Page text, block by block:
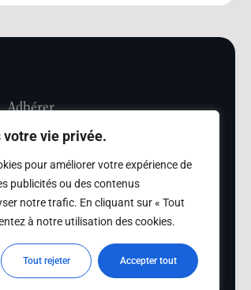
votre vie privée.
pour améliorer votre expérience de
publicités ou des contenus
notre trafic. En cliquant sur « Tout
à notre utilisation des cookies.
Tout rejeter Accepter tout
Adhérer
Adhésion